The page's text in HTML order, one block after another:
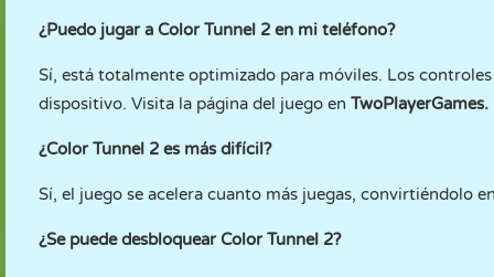
¿Puedo jugar a Color Tunnel 2 en mi teléfono?
Sí, está totalmente optimizado para móviles. Los
dispositivo. Visita la página del juego en TwoPlayerGames.
¿Color Tunnel 2 es más difícil?
Sí, el juego se acelera cuanto más juegas, convirtiéndolo
¿Se puede desbloquear Color Tunnel 2?